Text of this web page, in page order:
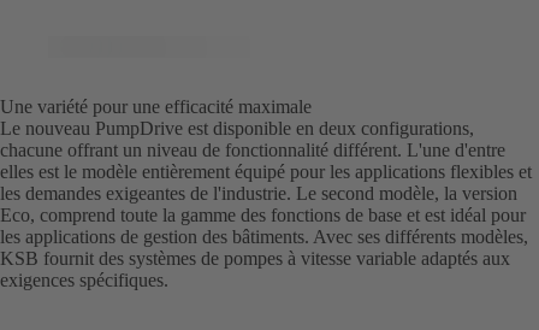
Une variété pour une efficacité maximale
Le nouveau PumpDrive est disponible en deux configurations,
chacune offrant un niveau de fonctionnalité différent. L'une d'entre
elles est le modèle entièrement équipé pour les applications flexibles et
les demandes exigeantes de l'industrie. Le second modèle, la version
Eco, comprend toute la gamme des fonctions de base et est idéal pour
les applications de gestion des bâtiments. Avec ses différents modèles,
KSB fournit des systèmes de pompes à vitesse variable adaptés aux
exigences spécifiques.